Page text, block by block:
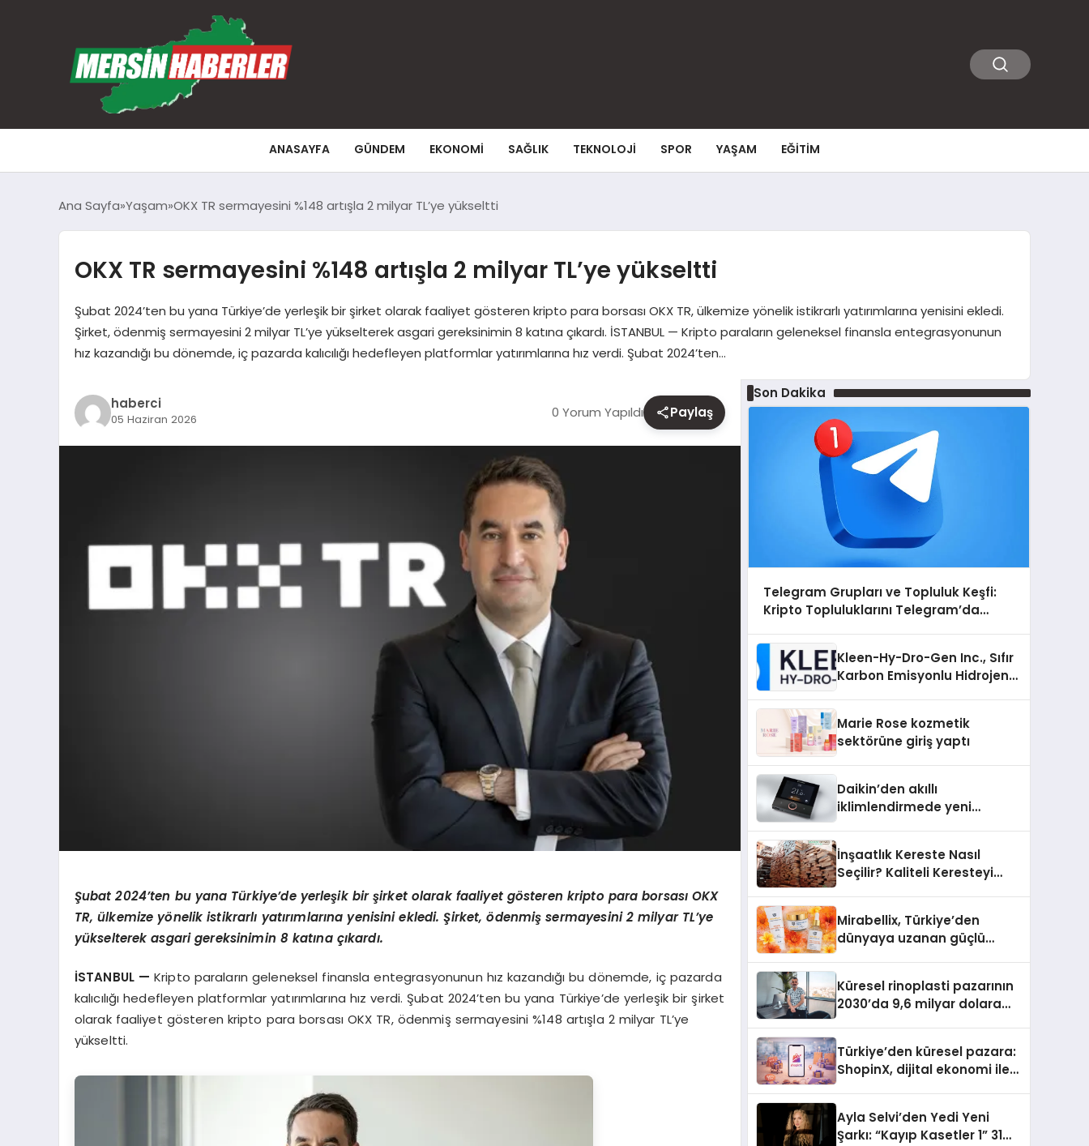
ANASAYFA GÜNDEM EKONOMI SAĞLIK TEKNOLOJI SPOR YAŞAM EĞITIM
Ana Sayfa Yaşam OKX TR sermayesini %148 artışla 2 milyar TL’ye yükseltti
OKX TR sermayesini %148 artışla 2 milyar TL’ye yükseltti
Şubat 2024’ten bu yana Türkiye’de yerleşik bir şirket olarak faaliyet gösteren kripto para borsası OKX TR, ülkemize yönelik istikrarlı yatırımlarına yenisini ekledi.
Şirket, ödenmiş sermayesini 2 milyar TL’ye yükselterek asgari gereksinimin 8 katına çıkardı. İSTANBUL — Kripto paraların geleneksel finansla entegrasyonunun
hız kazandığı bu dönemde, iç pazarda kalıcılığı hedefleyen platformlar yatırımlarına hız verdi. Şubat 2024’ten…
haberci
05 Haziran 2026 0 Yorum Yapıldı Paylaş
Şubat 2024’ten bu yana Türkiye’de yerleşik bir şirket olarak faaliyet gösteren kripto para borsası OKX
TR, ülkemize yönelik istikrarlı yatırımlarına yenisini ekledi. Şirket, ödenmiş sermayesini 2 milyar TL’ye
yükselterek asgari gereksinimin 8 katına çıkardı.
İSTANBUL — Kripto paraların geleneksel finansla entegrasyonunun hız kazandığı bu dönemde, iç pazarda
kalıcılığı hedefleyen platformlar yatırımlarına hız verdi. Şubat 2024’ten bu yana Türkiye’de yerleşik bir şirket
olarak faaliyet gösteren kripto para borsası OKX TR, ödenmiş sermayesini %148 artışla 2 milyar TL’ye
yükseltti.
Son Dakika
Telegram Grupları ve Topluluk Keşfi:
Kripto Topluluklarını Telegram’da
Kleen-Hy-Dro-Gen Inc., Sıfır
Karbon Emisyonlu Hidrojen
Aldı
Marie Rose kozmetik
sektörüne giriş yaptı
Daikin’den akıllı
iklimlendirmede yeni
İnşaatlık Kereste Nasıl
Seçilir? Kaliteli Keresteyi
Mirabellix, Türkiye’den
dünyaya uzanan güçlü
Küresel rinoplasti pazarının
2030’da 9,6 milyar dolara
Türkiye’den küresel pazara:
ShopinX, dijital ekonomi ile
Ayla Selvi’den Yedi Yeni
Şarkı: “Kayıp Kasetler 1” 31